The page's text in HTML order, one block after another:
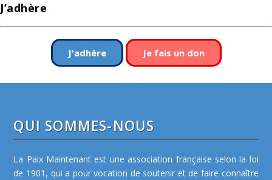
J’adhère
J'adhère Je fais un don
QUI SOMMES-NOUS
La Paix Maintenant est une association française selon la loi
de 1901, qui a pour vocation de soutenir et de faire connaître